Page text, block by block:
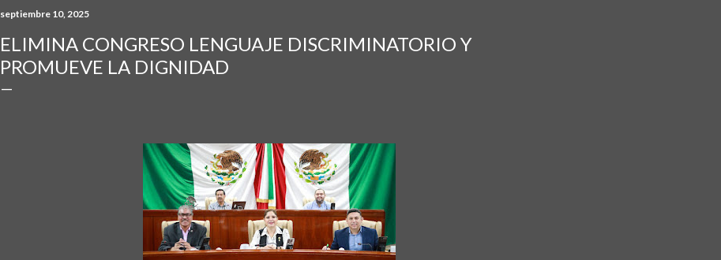
septiembre 10, 2025
ELIMINA CONGRESO LENGUAJE DISCRIMINATORIO Y
PROMUEVE LA DIGNIDAD